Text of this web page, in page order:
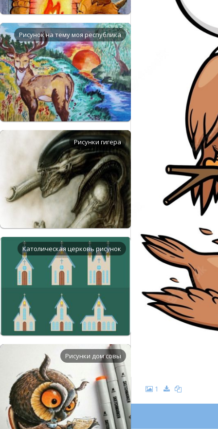
Рисунок на тему моя республика
Рисунки гигера
Католическая церковь рисунок
Рисунки дом совы
1